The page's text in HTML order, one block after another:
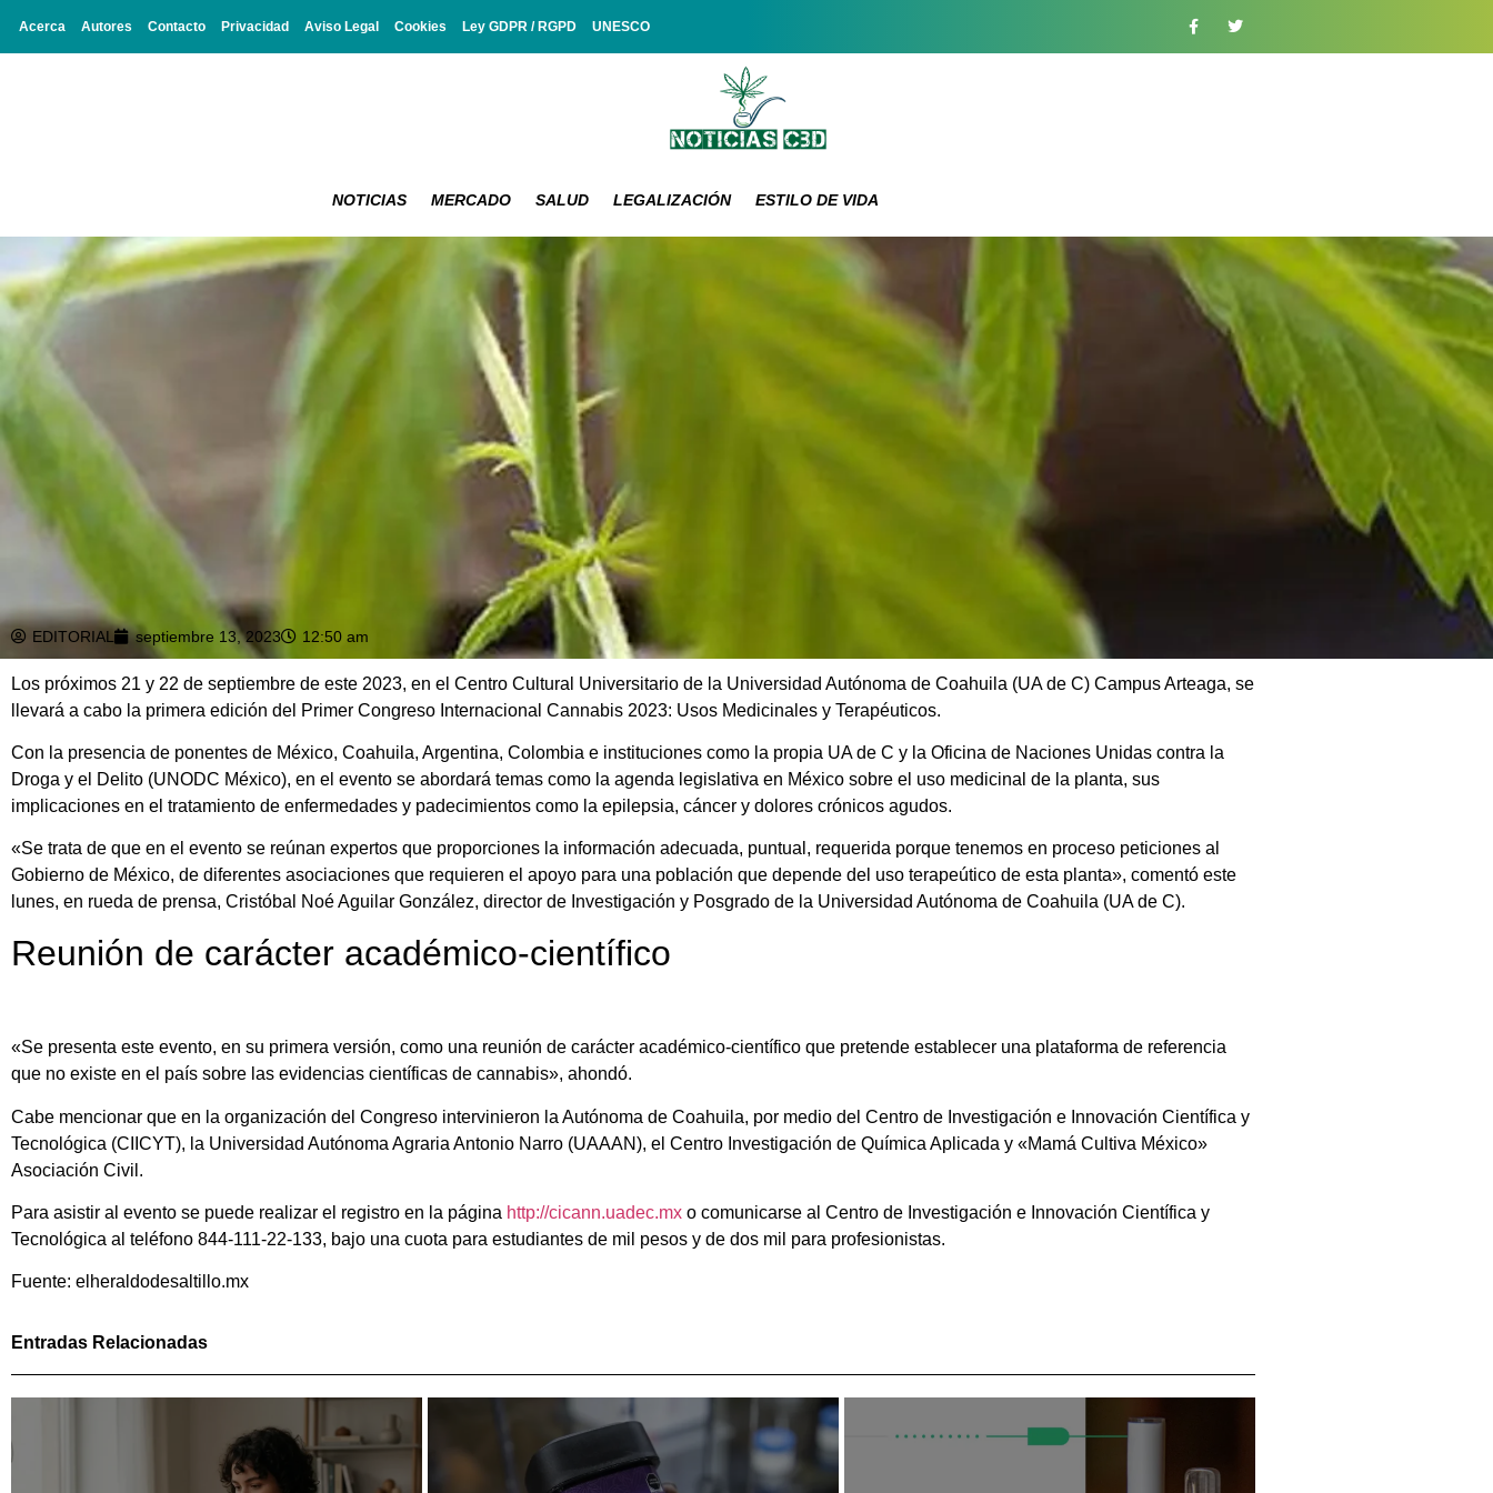
Acerca Autores Contacto Privacidad Aviso Legal Cookies Ley GDPR / RGPD UNESCO
NOTICIAS MERCADO SALUD LEGALIZACIÓN ESTILO DE VIDA
EDITORIAL septiembre 13, 2023 12:50 am
Los próximos 21 y 22 de septiembre de este 2023, en el Centro Cultural Universitario de la Universidad Autónoma de Coahuila (UA de C) Campus Arteaga, se
llevará a cabo la primera edición del Primer Congreso Internacional Cannabis 2023: Usos Medicinales y Terapéuticos.
Con la presencia de ponentes de México, Coahuila, Argentina, Colombia e instituciones como la propia UA de C y la Oficina de Naciones Unidas contra la
Droga y el Delito (UNODC México), en el evento se abordará temas como la agenda legislativa en México sobre el uso medicinal de la planta, sus
implicaciones en el tratamiento de enfermedades y padecimientos como la epilepsia, cáncer y dolores crónicos agudos.
«Se trata de que en el evento se reúnan expertos que proporciones la información adecuada, puntual, requerida porque tenemos en proceso peticiones al
Gobierno de México, de diferentes asociaciones que requieren el apoyo para una población que depende del uso terapeútico de esta planta», comentó este
lunes, en rueda de prensa, Cristóbal Noé Aguilar González, director de Investigación y Posgrado de la Universidad Autónoma de Coahuila (UA de C).
Reunión de carácter académico-científico
«Se presenta este evento, en su primera versión, como una reunión de carácter académico-científico que pretende establecer una plataforma de referencia
que no existe en el país sobre las evidencias científicas de cannabis», ahondó.
Cabe mencionar que en la organización del Congreso intervinieron la Autónoma de Coahuila, por medio del Centro de Investigación e Innovación Científica y
Tecnológica (CIICYT), la Universidad Autónoma Agraria Antonio Narro (UAAAN), el Centro Investigación de Química Aplicada y «Mamá Cultiva México»
Asociación Civil.
Para asistir al evento se puede realizar el registro en la página http://cicann.uadec.mx o comunicarse al Centro de Investigación e Innovación Científica y
Tecnológica al teléfono 844-111-22-133, bajo una cuota para estudiantes de mil pesos y de dos mil para profesionistas.
Fuente: elheraldodesaltillo.mx
Entradas Relacionadas